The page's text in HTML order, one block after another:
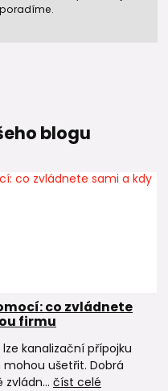
poradíme.
blogu
co zvládnete
firmu
kanalizační přípojku
ušetřit. Dobrá
číst celé